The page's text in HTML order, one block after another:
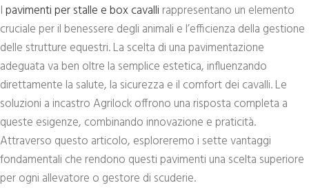
Ipavimenti per stalle e box cavalli rappresentano un elemento
cruciale per il benessere degli animali e l’efficienza della gestione
delle strutture equestri. La scelta di una pavimentazione
adeguata va ben oltre la semplice estetica, influenzando
direttamente la salute, la sicurezza e il comfort dei cavalli. Le
soluzioni a incastro Agrilock offrono una risposta completa a
queste esigenze, combinando innovazione e praticità.
Attraverso questo articolo, esploreremo i sette vantaggi
fondamentali che rendono questi pavimenti una scelta superiore
per ogni allevatore o gestore di scuderie.